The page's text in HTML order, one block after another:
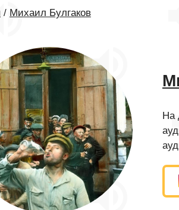
/ Михаил Булгаков
На